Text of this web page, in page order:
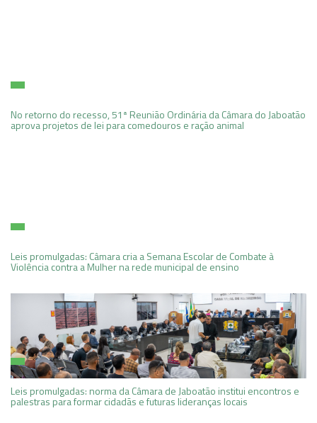
No retorno do recesso, 51ª Reunião Ordinária da Câmara do Jaboatão
aprova projetos de lei para comedouros e ração animal
Leis promulgadas: Câmara cria a Semana Escolar de Combate à
Violência contra a Mulher na rede municipal de ensino
Leis promulgadas: norma da Câmara de Jaboatão institui encontros e
palestras para formar cidadãs e futuras lideranças locais